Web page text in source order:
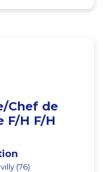
Chef de
F/H F/H
(76)